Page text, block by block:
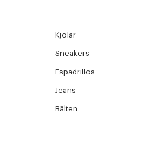
Kjolar
Sneakers
Espadrillos
Jeans
Bälten